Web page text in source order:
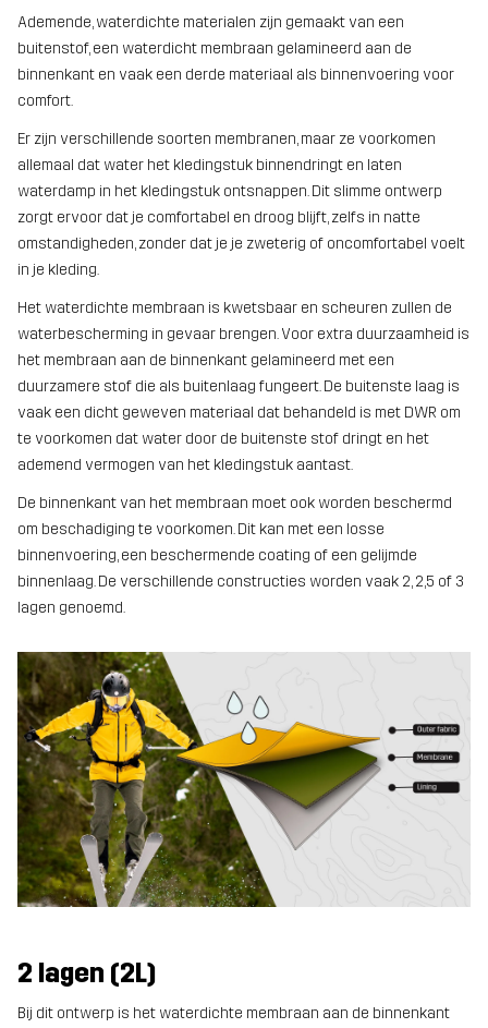
Ademende, waterdichte materialen zijn gemaakt van een
buitenstof, een waterdicht membraan gelamineerd aan de
binnenkant en vaak een derde materiaal als binnenvoering voor
comfort.
Er zijn verschillende soorten membranen, maar ze voorkomen
allemaal dat water het kledingstuk binnendringt en laten
waterdamp in het kledingstuk ontsnappen. Dit slimme ontwerp
zorgt ervoor dat je comfortabel en droog blijft, zelfs in natte
omstandigheden, zonder dat je je zweterig of oncomfortabel voelt
in je kleding.
Het waterdichte membraan is kwetsbaar en scheuren zullen de
waterbescherming in gevaar brengen. Voor extra duurzaamheid is
het membraan aan de binnenkant gelamineerd met een
duurzamere stof die als buitenlaag fungeert. De buitenste laag is
vaak een dicht geweven materiaal dat behandeld is met DWR om
te voorkomen dat water door de buitenste stof dringt en het
ademend vermogen van het kledingstuk aantast.
De binnenkant van het membraan moet ook worden beschermd
om beschadiging te voorkomen. Dit kan met een losse
binnenvoering, een beschermende coating of een gelijmde
binnenlaag. De verschillende constructies worden vaak 2, 2,5 of 3
lagen genoemd.
2 lagen (2L)
Bij dit ontwerp is het waterdichte membraan aan de binnenkant